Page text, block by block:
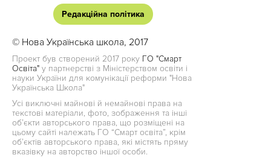
Редакційна політика
© Нова Українська школа, 2017
Проект був створений 2017 року ГО "Смарт
Освіта" у партнерстві з Міністерством освіти і
науки України для комунікації реформи "Нова
Українська Школа"
Усі виключні майнові й немайнові права на
текстові матеріали, фото, зображення та інші
об’єкти авторського права, що розміщені на
цьому сайті належать ГО “Смарт освіта”, крім
об’єктів авторського права, які містять пряму
вказівку на авторство іншої особи.